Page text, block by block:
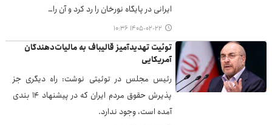
ایرانی در پایگاه نورخان را رد کرد و آن را…
۱۴۰۵-۰۲-۲۲ ۱۰:۳۶
توئیت تهدیدآمیز قالیباف به مالیات‌دهندگان
آمریکایی
رئیس مجلس در توئیتی نوشت: راه دیگری جز
پذیرش حقوق مردم ایران که در پیشنهاد ۱۴ بندی
آمده است، وجود ندارد.